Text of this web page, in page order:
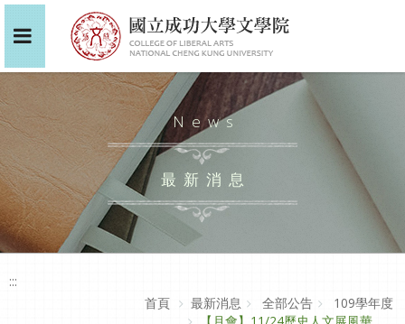
News
最新消息
:::
首頁
最新消息 全部公告
109學年度